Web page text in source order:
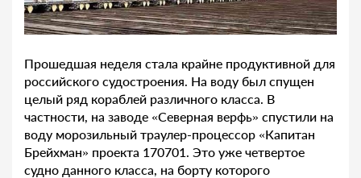
Прошедшая неделя стала крайне продуктивной для
российского судостроения. На воду был спущен
целый ряд кораблей различного класса. В
частности, на заводе «Северная верфь» спустили на
воду морозильный траулер-процессор «Капитан
Брейхман» проекта 170701. Это уже четвертое
судно данного класса, на борту которого